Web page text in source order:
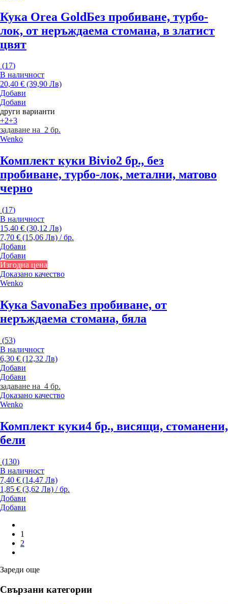
Кука Orea GoldБез пробиване, турбо-
лок, от неръждаема стомана, в златист
цвят
(17)
В наличност
20,40 € (39,90 Лв)
Добави
Добави
други варианти
+2+3
задаване на 2 бр.
Wenko
Комплект куки Bivio2 бр., без
пробиване, турбо-лок, метални, матово
черно
(17)
В наличност
15,40 € (30,12 Лв)
7,70 € (15,06 Лв) / бр.
Добави
Добави
Изгодна цена
Доказано качество
Wenko
Кука SavonaБез пробиване, от
неръждаема стомана, бяла
(53)
В наличност
6,30 € (12,32 Лв)
Добави
Добави
задаване на 4 бр.
Доказано качество
Wenko
Комплект куки4 бр., висящи, стоманени,
бели
(130)
В наличност
7,40 € (14,47 Лв)
1,85 € (3,62 Лв) / бр.
Добави
Добави
1
2
Зареди още
Свързани категории